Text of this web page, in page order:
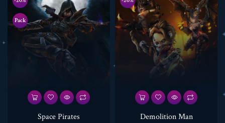
Pack
Space Pirates
Demolition Man